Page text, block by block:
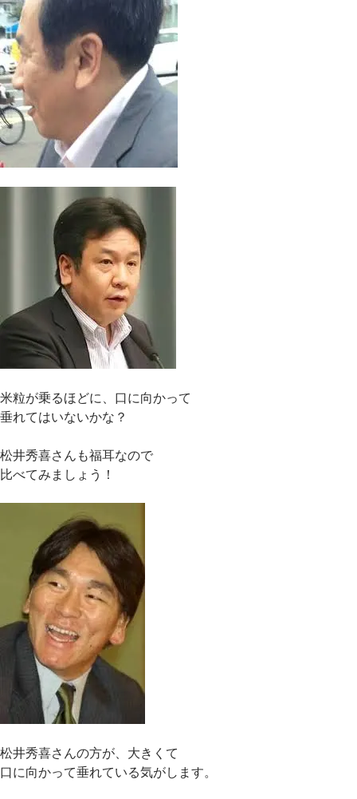
米粒が乗るほどに、口に向かって
垂れてはいないかな？
松井秀喜さんも福耳なので
比べてみましょう！
松井秀喜さんの方が、大きくて
口に向かって垂れている気がします。